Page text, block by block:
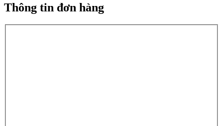
Thông tin đơn hàng